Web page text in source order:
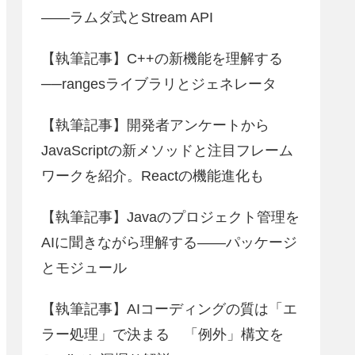
――ラムダ式とStream API
【執筆記事】C++の新機能を理解する
──rangesライブラリとジェネレータ
【執筆記事】開発者アンケートから
JavaScriptの新メソッドと注目フレーム
ワークを紹介。Reactの機能進化も
【執筆記事】Javaのプロジェクト管理を
AIに聞きながら理解する――パッケージ
とモジュール
【執筆記事】AIコーディングの質は「エ
ラー処理」で決まる 「例外」構文を